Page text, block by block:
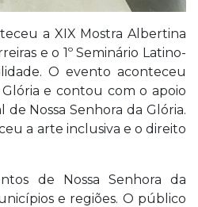
a XIX Mostra Albertina
e o 1º Seminário Latino-
O evento aconteceu
e contou com o apoio
Nossa Senhora da Glória.
a arte inclusiva e o direito
de Nossa Senhora da
e regiões. O público